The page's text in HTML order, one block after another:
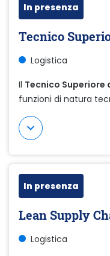
In presenza
Tecnico
Logistica
Il Tecnico
funzioni di natura
Mostra di più
In presenza
Lean Supply
Logistica